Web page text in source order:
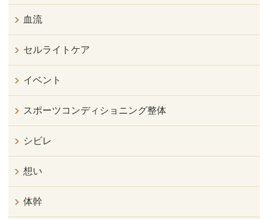
血流
セルライトケア
イベント
スポーツコンディショニング整体
シビレ
想い
体幹